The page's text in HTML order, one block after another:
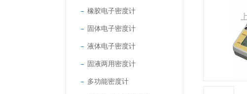
橡胶电子密度计
固体电子密度计
液体电子密度计
固液两用密度计
多功能密度计